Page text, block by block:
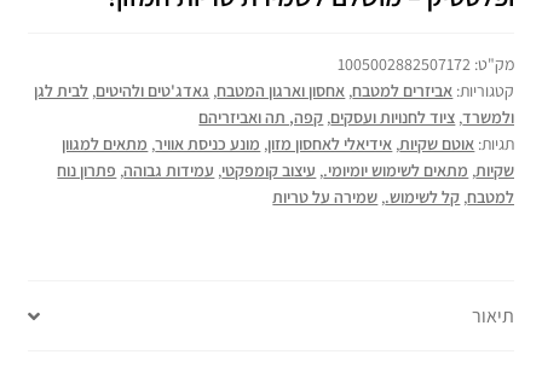
מק"ט: 1005002882507172
קטגוריות: אביזרים למטבח, אחסון וארגון המטבח, גאדג'טים ולהיטים, לבית לגן
ולמשרד, ציוד לחנויות ועסקים, קפה, תה ואביזריהם
תגיות: אוטם שקיות, אידיאלי לאחסון מזון, מונע כניסת אוויר, מתאים למגוון
שקיות, מתאים לשימוש יומיומי., עיצוב קומפקטי, עמידות גבוהה, פתרון נוח
למטבח, קל לשימוש., שמירה על טריות
תיאור